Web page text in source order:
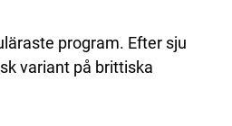
program. Efter sju
variant på brittiska